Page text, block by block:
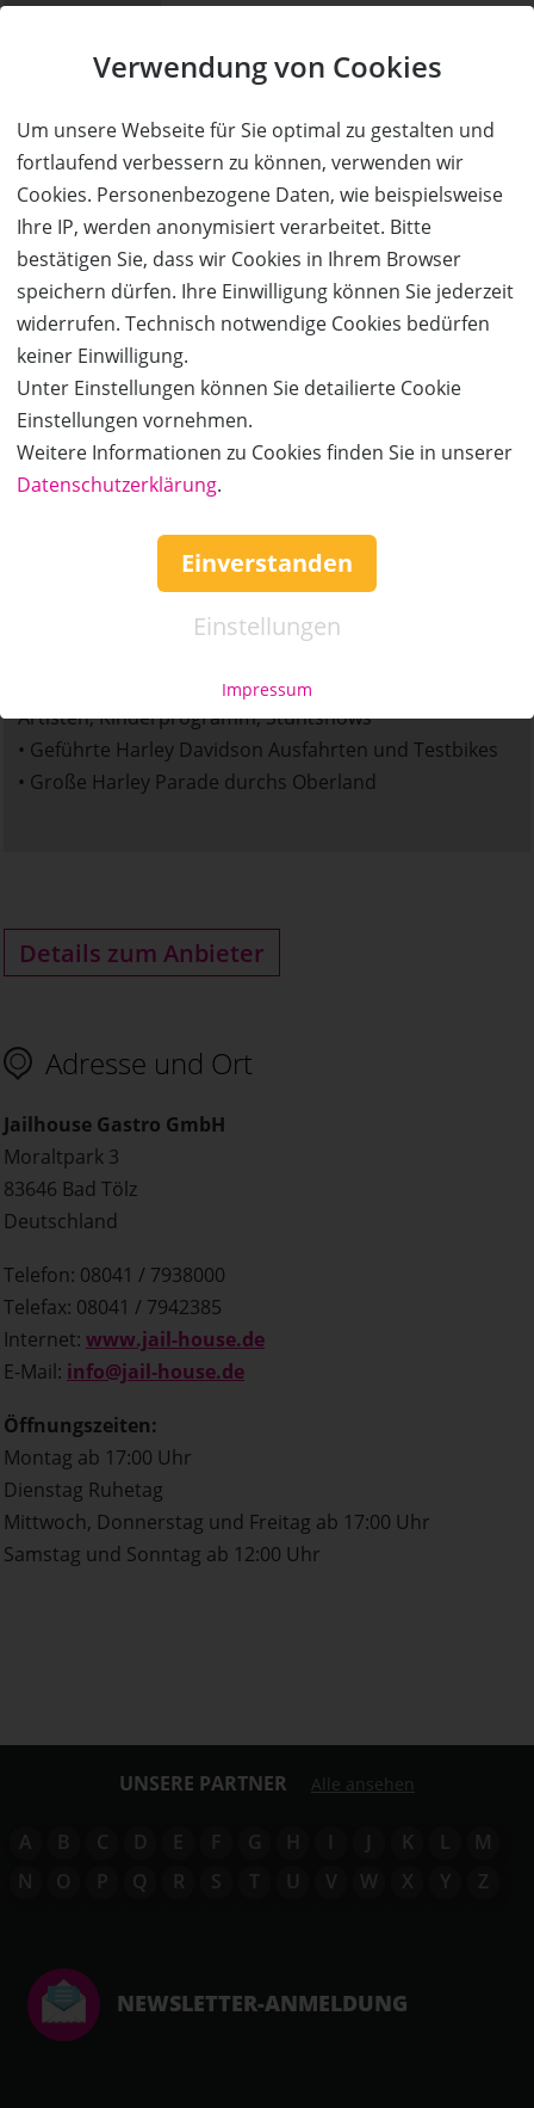
Verwendung von Cookies
Um unsere Webseite für Sie optimal zu gestalten und
fortlaufend verbessern zu können, verwenden wir
Cookies. Personenbezogene Daten, wie beispielsweise
Ihre IP, werden anonymisiert verarbeitet. Bitte
bestätigen Sie, dass wir Cookies in Ihrem Browser
speichern dürfen. Ihre Einwilligung können Sie jederzeit
widerrufen. Technisch notwendige Cookies bedürfen
keiner Einwilligung.
Unter Einstellungen können Sie detailierte Cookie
Einstellungen vornehmen.
Weitere Informationen zu Cookies finden Sie in unserer
Datenschutzerklärung.
Einverstanden
Einstellungen
Impressum
Jailhousein Bad Tölz erwartet Dich einAmerican
mit Burgern, Steaks, Salaten, Cocktails und
weiteren klassischen Diner-Gerichten. Wer Lust auf
eine lockereAtmosphäre im Rockabilly-Stilhat, kann
sich hier durch die vielseitige Speisekarte genießen und
einen entspannten Abend mit Freunden oder Familie
verbringen.
American Diner & Bar
Rockabilly Lifestyle
Burger
Steaks
Cocktails
Salate
vielseitige Speisekarte
Jetzt schon vormerken:
Harley Rock n Race
• Umfangreiches Rahmenprogramm mit Livebands,
Artisten, Kinderprogramm, Stuntshows
• Geführte Harley Davidson Ausfahrten und Testbikes
• Große Harley Parade durchs Oberland
Details zum Anbieter
Adresse und Ort
Jailhouse Gastro GmbH
Moraltpark 3
83646 Bad Tölz
Deutschland
Telefon: 08041 / 7938000
Telefax: 08041 / 7942385
Internet: www.jail-house.de
E-Mail: info@jail-house.de
Öffnungszeiten:
Montag ab 17:00 Uhr
Dienstag Ruhetag
Mittwoch, Donnerstag und Freitag ab 17:00 Uhr
Samstag und Sonntag ab 12:00 Uhr
UNSERE PARTNER Alle ansehen
A B C D E F G H I J K L
M
N
O P Q R S T U V W X Y Z
NEWSLETTER-ANMELDUNG